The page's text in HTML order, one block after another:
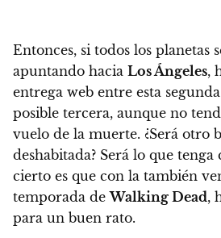
Entonces, si todos los planetas
apuntando hacia Los Ángeles,
entrega web entre esta
posible tercera, aunque no
vuelo de la muerte. ¿Será otro
deshabitada? Será lo que tenga
cierto es que con la también
temporada deWalking Dead,
para un buen rato.